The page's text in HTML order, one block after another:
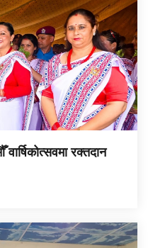
रक्तदान